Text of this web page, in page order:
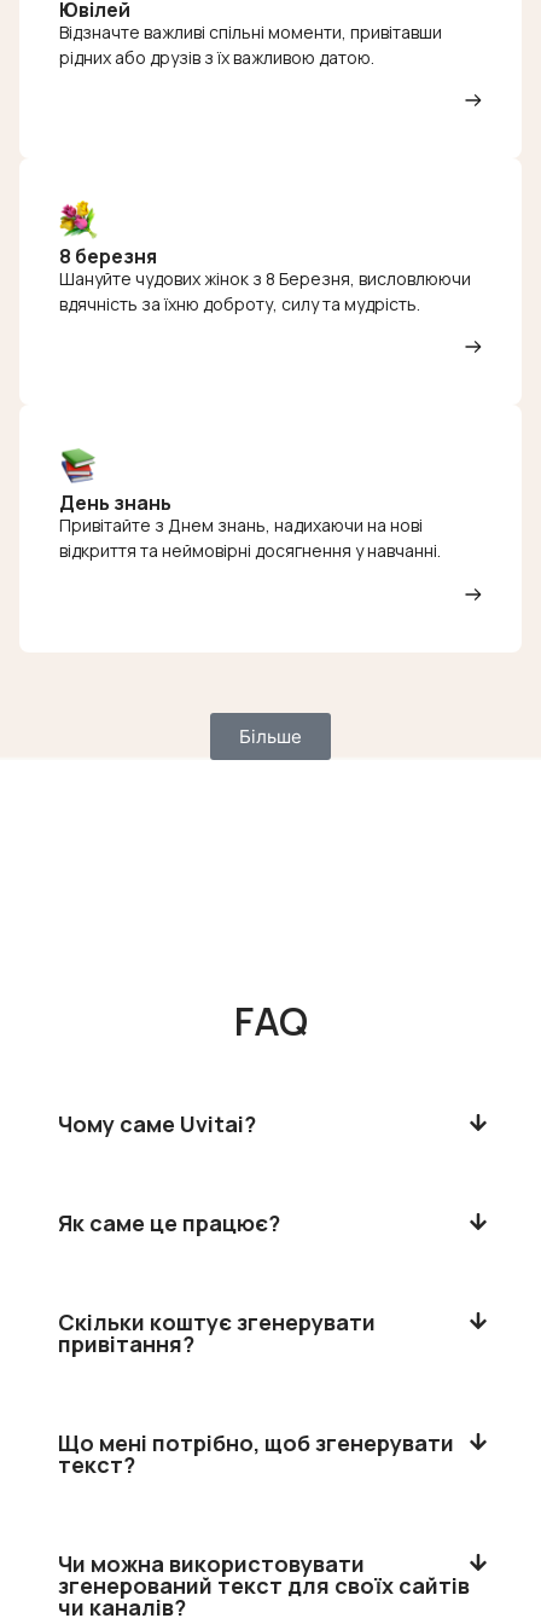
Ювілей
Відзначте важливі спільні моменти, привітавши
рідних або друзів з їх важливою датою.
8 березня
Шануйте чудових жінок з 8 Березня, висловлюючи
вдячність за їхню доброту, силу та мудрість.
День знань
Привітайте з Днем знань, надихаючи на нові
відкриття та неймовірні досягнення у навчанні.
Більше
FAQ
Чому саме Uvitai?
Як саме це працює?
Скільки коштує згенерувати
привітання?
Що мені потрібно, щоб згенерувати
текст?
Чи можна використовувати
згенерований текст для своїх сайтів
чи каналів?